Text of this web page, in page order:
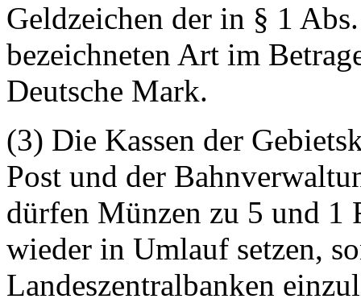
Geldzeichen der in § 1
bezeichneten Art im
Deutsche Mark.
(3) Die Kassen der
Post und der
dürfen Münzen zu 5 und 1
wieder in Umlauf setzen,
Landeszentralbanken